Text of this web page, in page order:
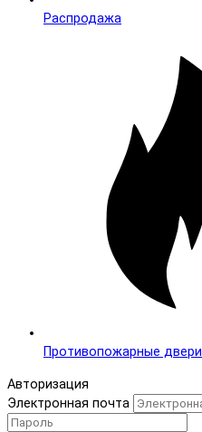
Распродажа
Противопожарные двери
Авторизация
Электронная почта